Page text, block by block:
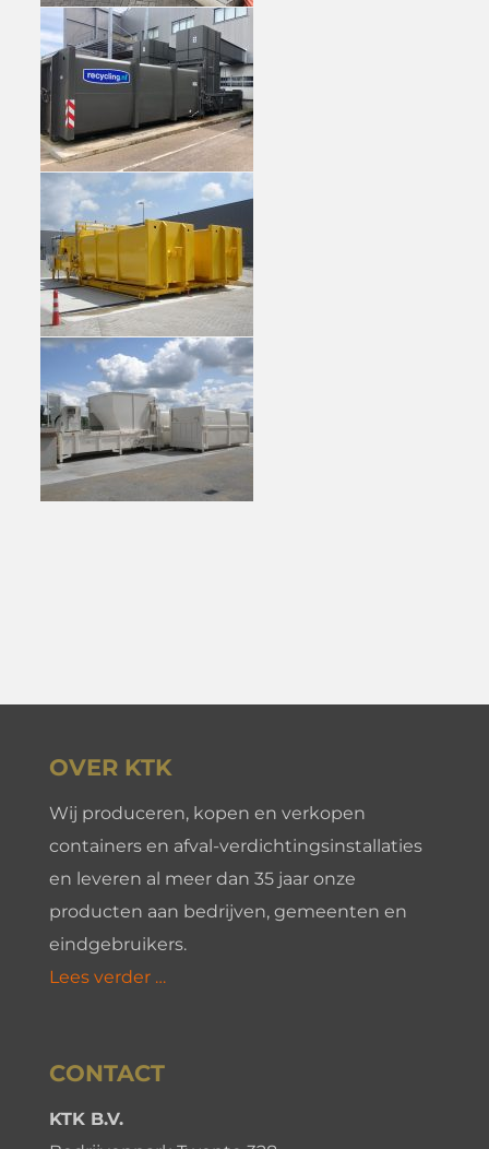
OVER KTK
Wij produceren, kopen en verkopen
containers en afval-verdichtingsinstallaties
en leveren al meer dan 35 jaar onze
producten aan bedrijven, gemeenten en
eindgebruikers.
Lees verder …
CONTACT
KTK B.V.